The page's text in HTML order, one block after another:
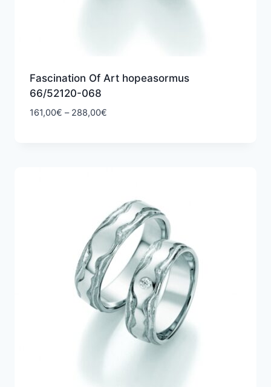
Fascination Of Art hopeasormus
66/52120-068
161,00€ – 288,00€Hintaluokka: